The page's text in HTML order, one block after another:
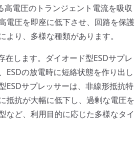
高電圧のトランジェント電流を吸収
電圧を即座に低下させ、回路を保護
り、多様な種類があります。
します。ダイオード型ESDサプレ
ESDの放電時に短絡状態を作り出し
ESDサプレッサーは、非線形抵抗特
抵抗が大幅に低下し、過剰な電圧を
など、利用目的に応じた多様なタイ